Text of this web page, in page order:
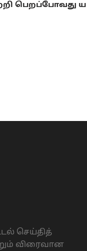
பெறப்போவது
செய்தித்
விரைவான